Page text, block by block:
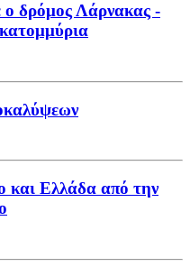
ο δρόμος Λάρνακας -
και Ελλάδα από την